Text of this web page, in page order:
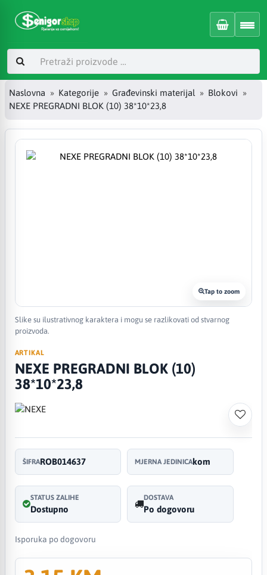
Naslovna Kategorije Građevinski materijal
Blokovi
NEXE PREGRADNI BLOK (10) 38*10*23,8
Tap to zoom
Slike su ilustrativnog karaktera i mogu se razlikovati od stvarnog
proizvoda.
ARTIKAL
NEXE PREGRADNI BLOK (10)
38*10*23,8
ŠIFRAROB014637 MJERNA JEDINICAkom
STATUS ZALIHE
Dostupno
DOSTAVA
Po dogovoru
Isporuka po dogovoru